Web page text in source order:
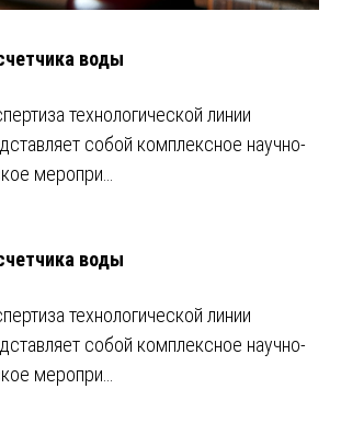
воды
технологической линии
собой комплексное научно-
меропри…
воды
технологической линии
собой комплексное научно-
меропри…